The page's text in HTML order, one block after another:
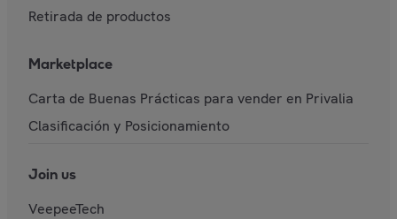
Retirada de productos
Marketplace
Carta de Buenas Prácticas para vender en Privalia
Clasificación y Posicionamiento
Join us
VeepeeTech